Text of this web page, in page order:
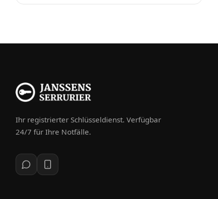
Ihr registrierter Schlüsseldienst. Verfügbar
24/7 für Ihre Notfälle.